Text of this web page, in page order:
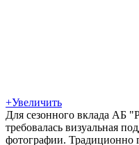
+Увеличить
Для сезонного вклада АБ
требовалась визуальная
фотографии. Традиционно